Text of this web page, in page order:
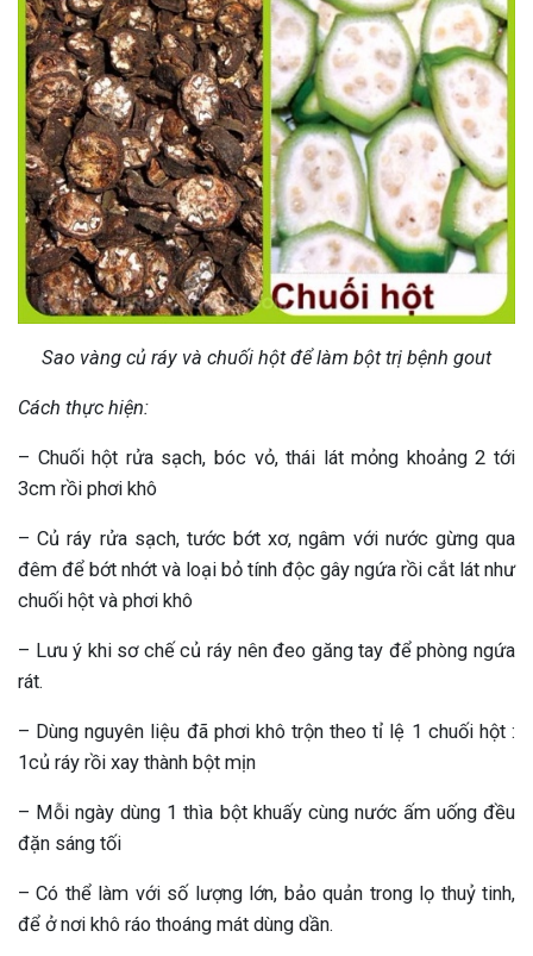
Sao vàng củ ráy và chuối hột để làm bột trị bệnh gout
Cách thực hiện:
– Chuối hột rửa sạch, bóc vỏ, thái lát mỏng khoảng 2 tới
3cm rồi phơi khô
– Củ ráy rửa sạch, tước bớt xơ, ngâm với nước gừng qua
đêm để bớt nhớt và loại bỏ tính độc gây ngứa rồi cắt lát như
chuối hột và phơi khô
– Lưu ý khi sơ chế củ ráy nên đeo găng tay để phòng ngứa
rát.
– Dùng nguyên liệu đã phơi khô trộn theo tỉ lệ 1 chuối hột :
1củ ráy rồi xay thành bột mịn
– Mỗi ngày dùng 1 thìa bột khuấy cùng nước ấm uống đều
đặn sáng tối
– Có thể làm với số lượng lớn, bảo quản trong lọ thuỷ tinh,
để ở nơi khô ráo thoáng mát dùng dần.